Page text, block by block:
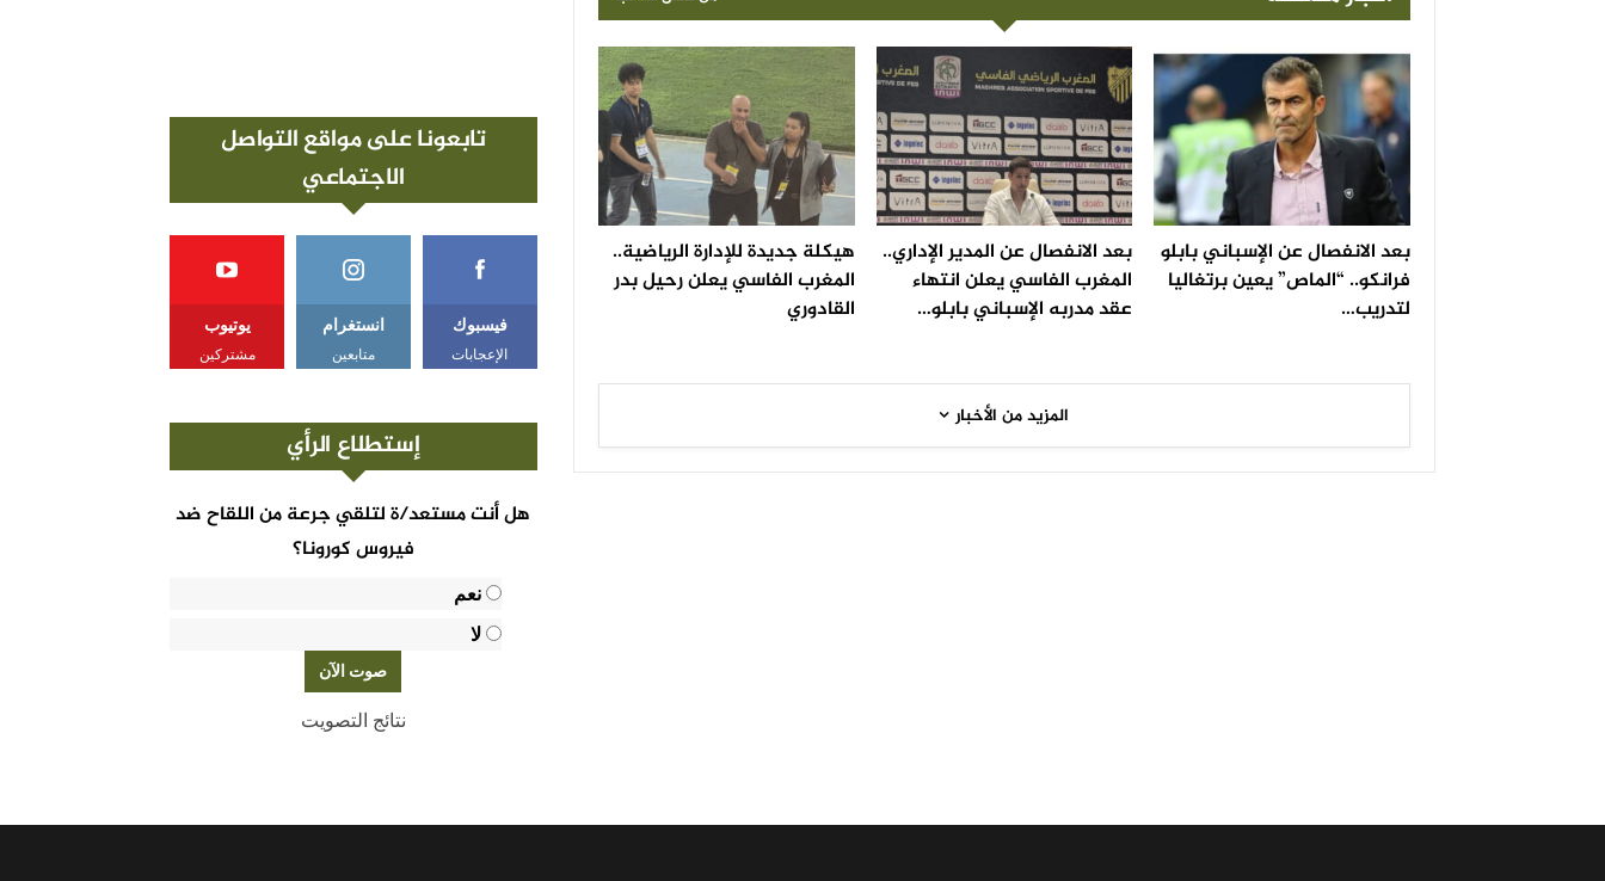
بعد الانفصال عن الإسباني بابلو
فرانكو.. “الماص” يعين برتغاليا
لتدريب…
بعد الانفصال عن المدير الإداري..
المغرب الفاسي يعلن انتهاء
عقد مدربه الإسباني بابلو…
هيكلة جديدة للإدارة الرياضية..
المغرب الفاسي يعلن رحيل بدر
القادوري
المزيد من الأخبار
تابعونا على مواقع التواصل
الاجتماعي
فيسبوك
الإعجابات
انستغرام
متابعين
يوتيوب
مشتركين
إستطلاع الرأي
هل أنت مستعد/ة لتلقي جرعة من اللقاح ضد
فيروس كورونا؟
نعم
لا
نتائج التصويت